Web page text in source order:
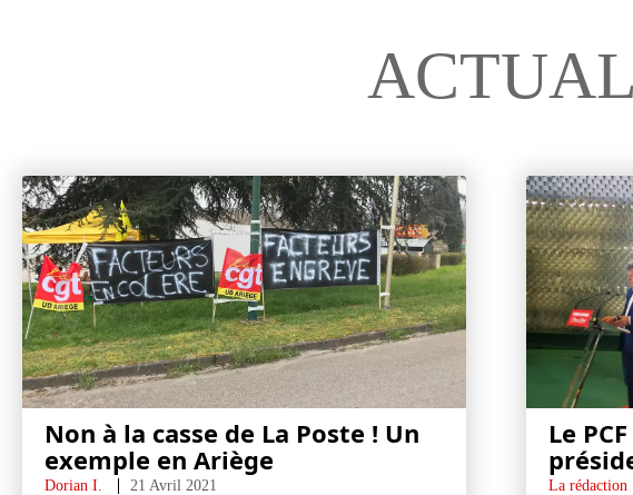
Non à la casse de La Poste ! Un
exemple en Ariège
Dorian I. 21 Avril 2021
Le
La rédaction